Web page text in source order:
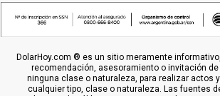
DolarHoy.com ® es un sitio meramente
recomendación, asesoramiento o invitación de
ninguna clase o naturaleza, para realizar actos
cualquier tipo, clase o naturaleza. Las fuentes